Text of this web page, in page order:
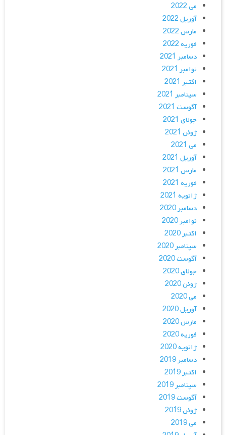
می 2022
آوریل 2022
مارس 2022
فوریه 2022
دسامبر 2021
نوامبر 2021
اکتبر 2021
سپتامبر 2021
آگوست 2021
جولای 2021
ژوئن 2021
می 2021
آوریل 2021
مارس 2021
فوریه 2021
ژانویه 2021
دسامبر 2020
نوامبر 2020
اکتبر 2020
سپتامبر 2020
آگوست 2020
جولای 2020
ژوئن 2020
می 2020
آوریل 2020
مارس 2020
فوریه 2020
ژانویه 2020
دسامبر 2019
اکتبر 2019
سپتامبر 2019
آگوست 2019
ژوئن 2019
می 2019